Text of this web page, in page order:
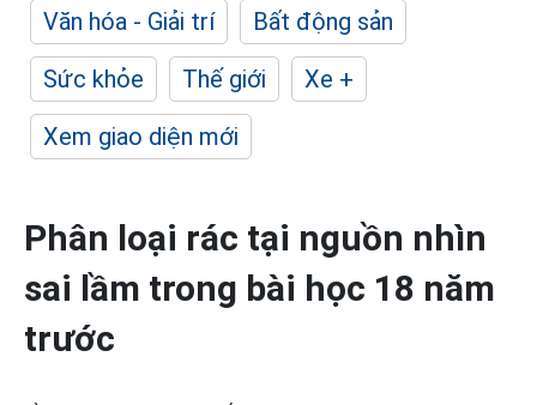
Văn hóa - Giải trí
Bất động sản
Sức khỏe
Thế giới
Xe +
Xem giao diện mới
Phân loại rác tại nguồn nhìn
sai lầm trong bài học 18 năm
trước